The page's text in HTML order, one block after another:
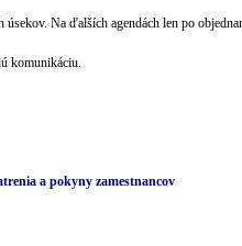
Na ďalších agendách len po
komunikáciu.
a pokyny zamestnancov